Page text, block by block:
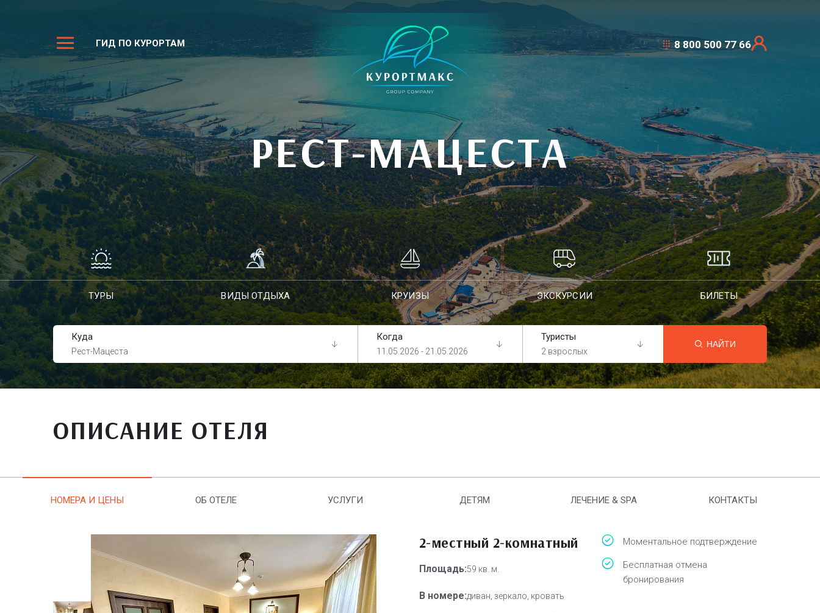
ГИД ПО КУРОРТАМ 8 800 500 77 66
РЕСТ-МАЦЕСТА
ТУРЫ ВИДЫ ОТДЫХА КРУИЗЫ ЭКСКУРСИИ БИЛЕТЫ
Куда
Рест-Мацеста
Когда
11.05.2026 - 21.05.2026
Туристы
2 взрослых
НАЙТИ
ОПИСАНИЕ ОТЕЛЯ
НОМЕРА И ЦЕНЫ ОБ ОТЕЛЕ УСЛУГИ ДЕТЯМ ЛЕЧЕНИЕ & SPA КОНТАКТЫ
2-местный 2-комнатный
Площадь:59 кв. м.
В номере:диван, зеркало, кровать
Моментальное подтверждение
Бесплатная отмена
бронирования